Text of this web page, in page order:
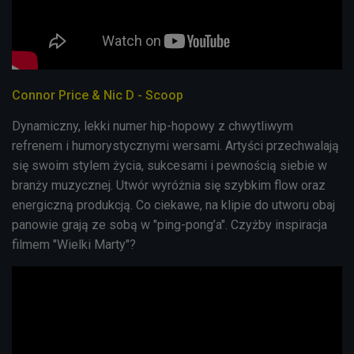
Connor Price & Nic D - Scoop
Dynamiczny, lekki numer hip-hopowy z chwytliwym
refrenem i humorystycznymi wersami. Artyści przechwalają
się swoim stylem życia, sukcesami i pewnością siebie w
branży muzycznej. Utwór wyróżnia się szybkim flow oraz
energiczną produkcją. Co ciekawe, na klipie do utworu obaj
panowie grają ze sobą w "ping-pong’a". Czyżby inspiracja
filmem "Wielki Marty"?